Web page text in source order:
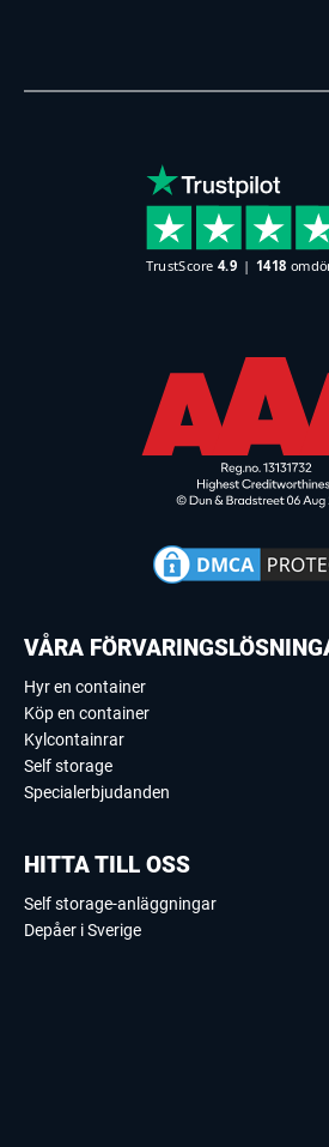
VÅRA
Hyr en container
Köp en container
Kylcontainrar
Self storage
Specialerbjudanden
HITTA TILL OSS
Self storage-anläggningar
Depåer i Sverige